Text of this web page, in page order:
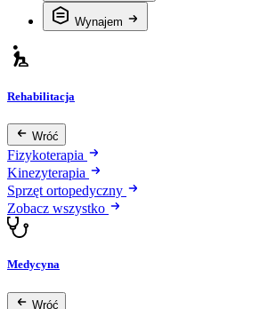
Wynajem
Rehabilitacja
Wróć
Fizykoterapia
Kinezyterapia
Sprzęt ortopedyczny
Zobacz wszystko
Medycyna
Wróć